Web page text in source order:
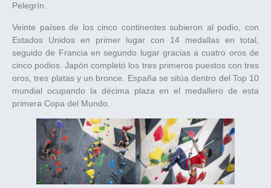
Pelegrín.
Veinte países de los cinco continentes subieron al podio, con
Estados Unidos en primer lugar con 14 medallas en total,
seguido de Francia en segundo lugar gracias a cuatro oros de
cinco podios. Japón completó los tres primeros puestos con tres
oros, tres platas y un bronce. España se sitúa dentro del Top 10
mundial ocupando la décima plaza en el medallero de esta
primera Copa del Mundo.